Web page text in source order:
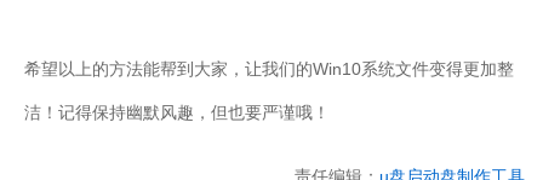
希望以上的方法能帮到大家，让我们的Win10系统文件变得更加整
洁！记得保持幽默风趣，但也要严谨哦！